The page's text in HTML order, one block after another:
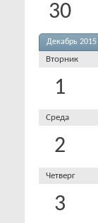
30
Декабрь 2015
Вторник
1
Среда
2
Четверг
3